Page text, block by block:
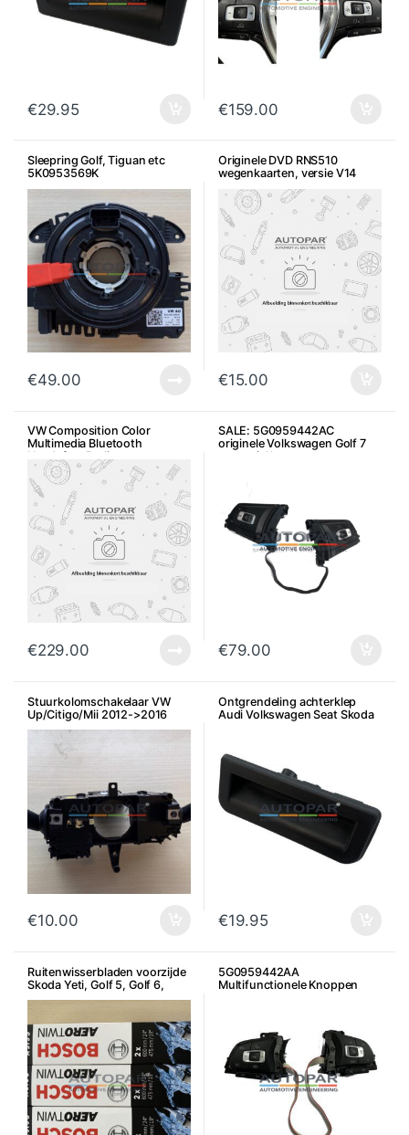
€29.95 €159.00
Sleepring Golf, Tiguan etc
5K0953569K
€49.00
Originele DVD RNS510
wegenkaarten, versie V14
€15.00
VW Composition Color
Multimedia Bluetooth
Handsfree Radio
€229.00
SALE: 5G0959442AC
originele Volkswagen Golf 7
stuurwiel knoppen
€79.00
Stuurkolomschakelaar VW
Up/Citigo/Mii 2012->2016
€10.00
Ontgrendeling achterklep
Audi Volkswagen Seat Skoda
€19.95
Ruitenwisserbladen voorzijde
Skoda Yeti, Golf 5, Golf 6,
Passat en Scirocco
5G0959442AA
Multifunctionele Knoppen